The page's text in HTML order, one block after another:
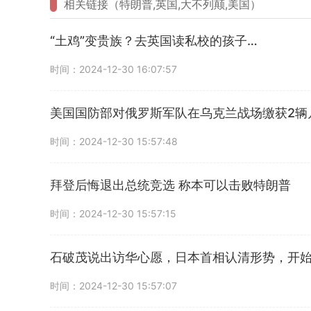
相关链接（特朗普,英国,大不列颠,美国）
“土鸡”变贵族？去英国读私校的孩子…
时间：2024-12-30 16:07:57
美国国防部对俄罗斯军队在乌克兰战场缴获2
时间：2024-12-30 15:57:48
拜登后悔退出总统竞选 称本可以击败特朗普
时间：2024-12-30 15:57:15
石破茂说出访华心愿，日本首相认清形势，开
时间：2024-12-30 15:57:07